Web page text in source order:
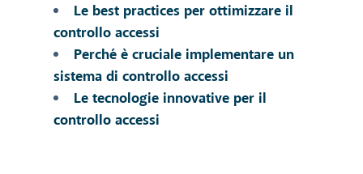
Le best practices per ottimizzare il
controllo accessi
Perché è cruciale implementare un
sistema di controllo accessi
Le tecnologie innovative per il
controllo accessi